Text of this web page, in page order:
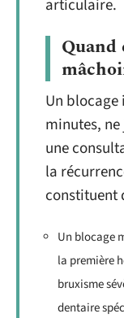
articulaire.
Quand
Un blocage
minutes,
une
la
constituent
Un blocage
la première
bruxisme
dentaire